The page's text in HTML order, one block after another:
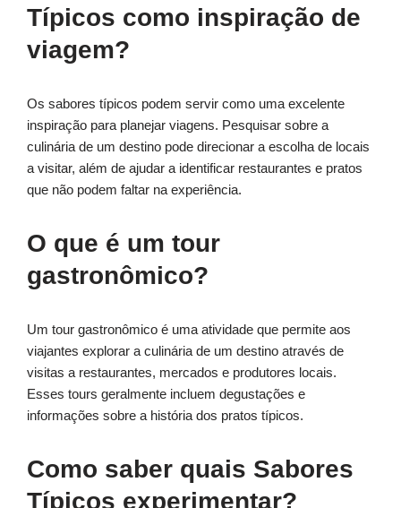
Típicos como inspiração de
viagem?
Os sabores típicos podem servir como uma excelente
inspiração para planejar viagens. Pesquisar sobre a
culinária de um destino pode direcionar a escolha de locais
a visitar, além de ajudar a identificar restaurantes e pratos
que não podem faltar na experiência.
O que é um tour
gastronômico?
Um tour gastronômico é uma atividade que permite aos
viajantes explorar a culinária de um destino através de
visitas a restaurantes, mercados e produtores locais.
Esses tours geralmente incluem degustações e
informações sobre a história dos pratos típicos.
Como saber quais Sabores
Típicos experimentar?